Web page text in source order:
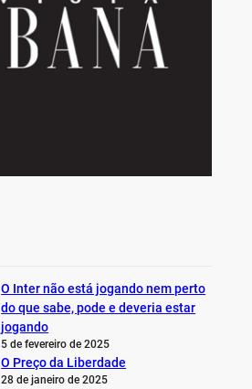
O Inter não está jogando nem perto
do que sabe, pode e deveria estar
jogando
5 de fevereiro de 2025
O Preço da Liberdade
28 de janeiro de 2025